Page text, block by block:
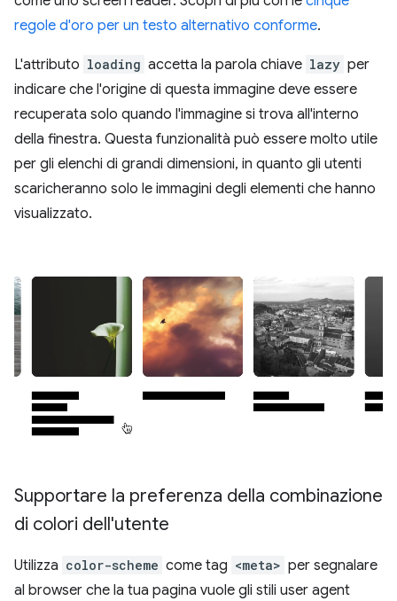
regole d'oro per un testo alternativo conforme.
L'attributo loading accetta la parola chiave lazy per
indicare che l'origine di questa immagine deve essere
recuperata solo quando l'immagine si trova all'interno
della finestra. Questa funzionalità può essere molto utile
per gli elenchi di grandi dimensioni, in quanto gli utenti
scaricheranno solo le immagini degli elementi che hanno
visualizzato.
Supportare la preferenza della combinazione
di colori dell'utente
Utilizza color-scheme come tag <meta> per segnalare
al browser che la tua pagina vuole gli stili user agent